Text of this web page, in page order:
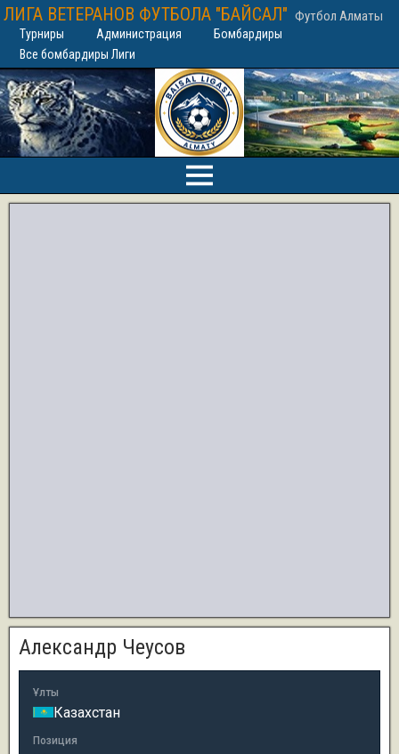
ЛИГА ВЕТЕРАНОВ ФУТБОЛА "БАЙСАЛ" Футбол Алматы
Турниры Администрация
Бомбардиры
Все бомбардиры Лиги
Александр Чеусов
Ұлты
Казахстан
Позиция